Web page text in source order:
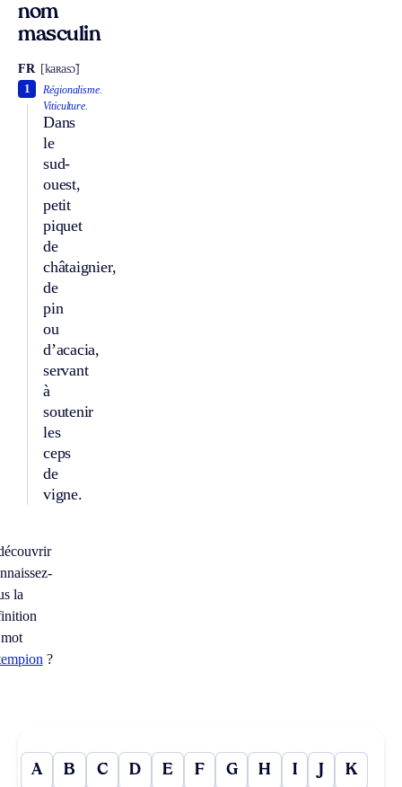
nom
masculin
FR [kaʀasɔ̃]
Régionalisme.
Viticulture.
Dans
le
sud-
ouest,
petit
piquet
de
châtaignier,
de
pin
ou
d’acacia,
servant
à
soutenir
les
ceps
de
vigne.
1
la
?
A B C D E F G H I J K